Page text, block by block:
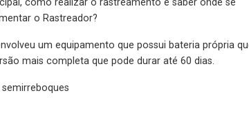
o Rastreador?
um equipamento que possui bateria própria que
mais completa que pode durar até 60 dias.